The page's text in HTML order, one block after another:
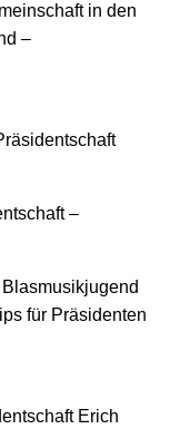
in den
–
–
für Präsidenten
Erich